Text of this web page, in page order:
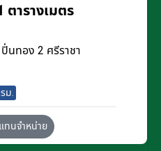
ตารางเมตร
นทอง 2 ศรีราชา
ม.
นจำหน่าย